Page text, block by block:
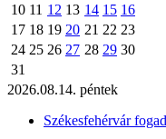
10 11 12 13 14 15 16
17 18 19 20 21 22 23
24 25 26 27 28 29 30
31
2026.08.14. péntek
Székesfehérvár